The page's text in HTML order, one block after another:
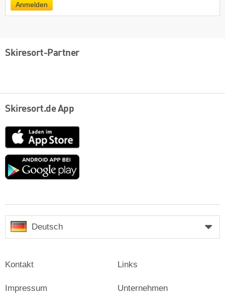
Anmelden
Skiresort-Partner
Skiresort.de App
App
Store
Google
Deutsch
Kontakt
Impressum
Links
Unternehmen